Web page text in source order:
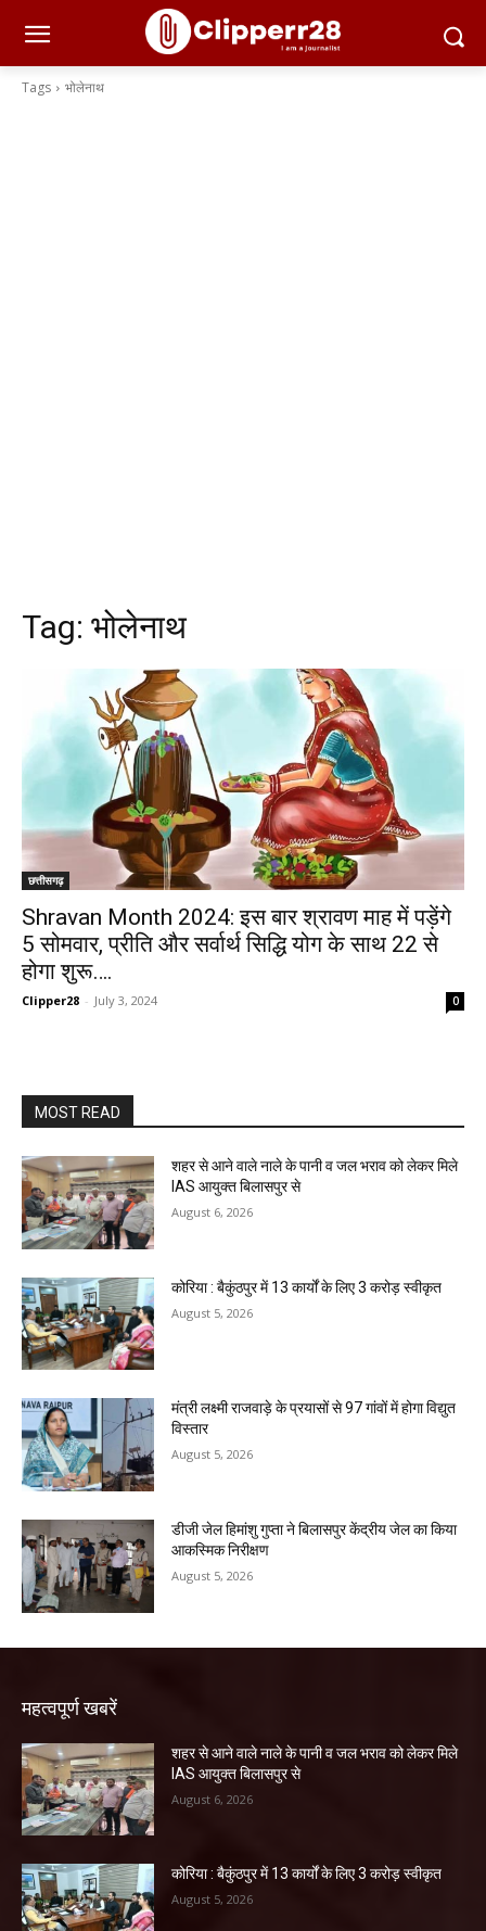
Tags भोलेनाथ
Tag: भोलेनाथ
छत्तीसगढ़
Shravan Month 2024: इस बार श्रावण माह में पड़ेंगे
5 सोमवार, प्रीति और सर्वार्थ सिद्धि योग के साथ 22 से
होगा शुरू….
Clipper28 - July 3, 2024 0
MOST READ
शहर से आने वाले नाले के पानी व जल भराव को लेकर मिले
IAS आयुक्त बिलासपुर से
August 6, 2026
कोरिया : बैकुंठपुर में 13 कार्यों के लिए 3 करोड़ स्वीकृत
August 5, 2026
मंत्री लक्ष्मी राजवाड़े के प्रयासों से 97 गांवों में होगा विद्युत
विस्तार
August 5, 2026
डीजी जेल हिमांशु गुप्ता ने बिलासपुर केंद्रीय जेल का किया
आकस्मिक निरीक्षण
August 5, 2026
महत्वपूर्ण खबरें
शहर से आने वाले नाले के पानी व जल भराव को लेकर मिले
IAS आयुक्त बिलासपुर से
August 6, 2026
कोरिया : बैकुंठपुर में 13 कार्यों के लिए 3 करोड़ स्वीकृत
August 5, 2026